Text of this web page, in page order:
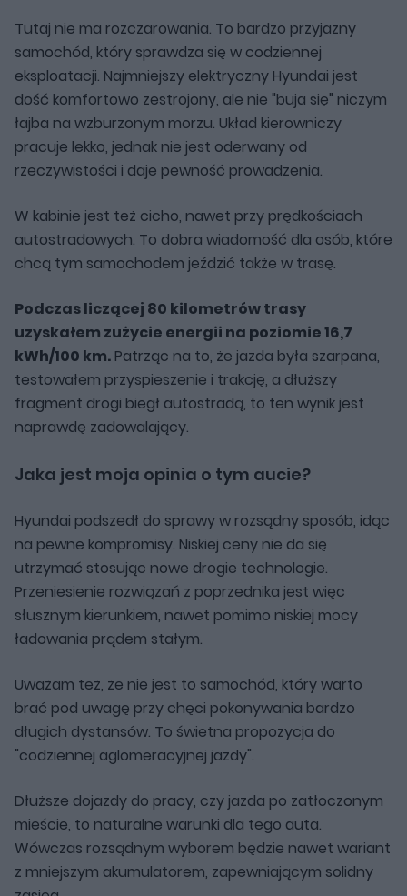
Tutaj nie ma rozczarowania. To bardzo przyjazny
samochód, który sprawdza się w codziennej
eksploatacji. Najmniejszy elektryczny Hyundai jest
dość komfortowo zestrojony, ale nie "buja się" niczym
łajba na wzburzonym morzu. Układ kierowniczy
pracuje lekko, jednak nie jest oderwany od
rzeczywistości i daje pewność prowadzenia.
W kabinie jest też cicho, nawet przy prędkościach
autostradowych. To dobra wiadomość dla osób, które
chcą tym samochodem jeździć także w trasę.
Podczas liczącej 80 kilometrów trasy
uzyskałem zużycie energii na poziomie 16,7
kWh/100 km. Patrząc na to, że jazda była szarpana,
testowałem przyspieszenie i trakcję, a dłuższy
fragment drogi biegł autostradą, to ten wynik jest
naprawdę zadowalający.
Jaka jest moja opinia o tym aucie?
Hyundai podszedł do sprawy w rozsądny sposób, idąc
na pewne kompromisy. Niskiej ceny nie da się
utrzymać stosując nowe drogie technologie.
Przeniesienie rozwiązań z poprzednika jest więc
słusznym kierunkiem, nawet pomimo niskiej mocy
ładowania prądem stałym.
Uważam też, że nie jest to samochód, który warto
brać pod uwagę przy chęci pokonywania bardzo
długich dystansów. To świetna propozycja do
"codziennej aglomeracyjnej jazdy".
Dłuższe dojazdy do pracy, czy jazda po zatłoczonym
mieście, to naturalne warunki dla tego auta.
Wówczas rozsądnym wyborem będzie nawet wariant
z mniejszym akumulatorem, zapewniającym solidny